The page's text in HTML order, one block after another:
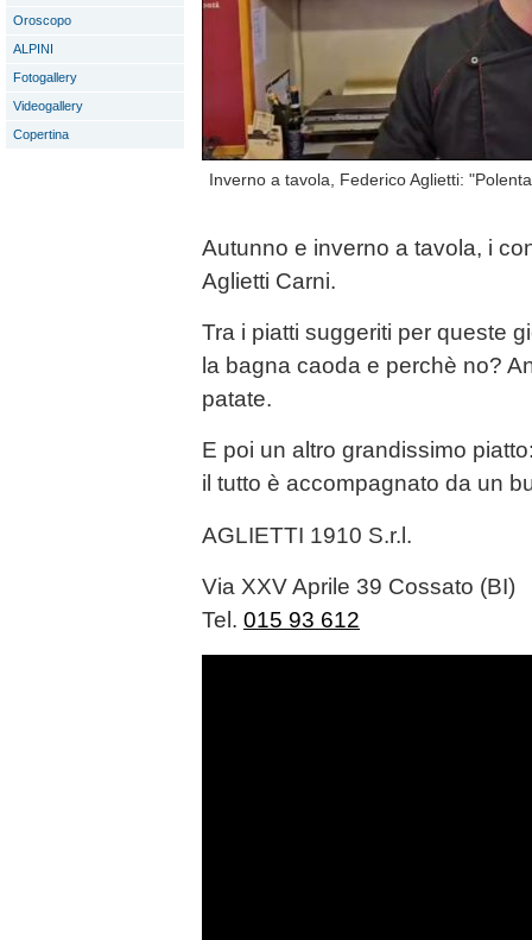
Oroscopo
ALPINI
Fotogallery
Videogallery
Copertina
Inverno a tavola, Federico Aglietti:
Autunno e inverno a tavola, i
Aglietti Carni.
Tra i piatti suggeriti per queste
la bagna caoda e perchè no?
patate.
E poi un altro grandissimo
il tutto è accompagnato da un
AGLIETTI 1910 S.r.l.
Via XXV Aprile 39 Cossato (BI)
Tel. 015 93 612